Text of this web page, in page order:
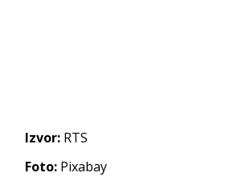
Izvor: RTS
Foto: Pixabay